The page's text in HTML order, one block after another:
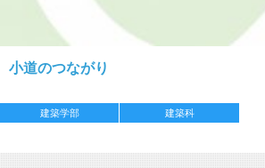
小道のつながり
建築学部 建築科